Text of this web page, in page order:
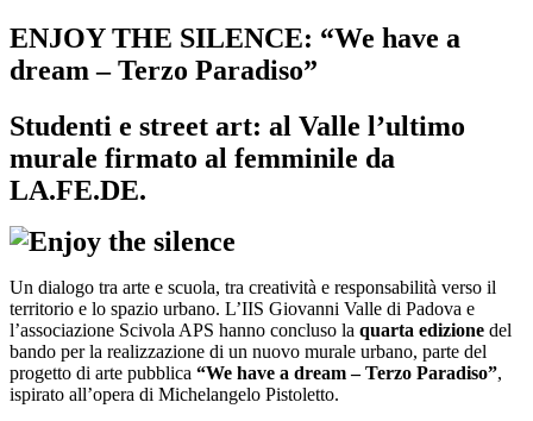
ENJOY THE SILENCE: “We have a
dream – Terzo Paradiso”
Studenti e street art: al Valle l’ultimo
murale firmato al femminile da
LA.FE.DE.
Un dialogo tra arte e scuola, tra creatività e responsabilità verso il
territorio e lo spazio urbano. L’IIS Giovanni Valle di Padova e
l’associazione Scivola APS hanno concluso la quarta edizione del
bando per la realizzazione di un nuovo murale urbano, parte del
progetto di arte pubblica “We have a dream – Terzo Paradiso”,
ispirato all’opera di Michelangelo Pistoletto.